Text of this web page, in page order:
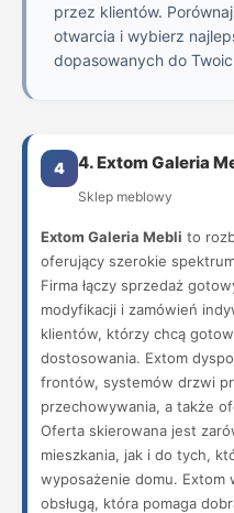
przez klientów.
otwarcia i wybierz
dopasowanych do
4 4. Extom Galeria
Sklep meblowy
Extom Galeria Mebli to
oferujący szerokie
Firma łączy sprzedaż
modyfikacji i zamówień
klientów, którzy chcą
dostosowania. Extom
frontów, systemów drzwi
przechowywania, a także
Oferta skierowana jest
mieszkania, jak i do tych,
wyposażenie domu. Extom
obsługą, która pomaga